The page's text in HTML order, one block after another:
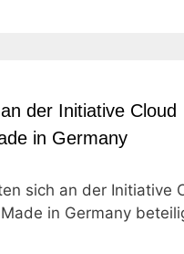
der Initiative Cloud
in Germany
sich an der Initiative
in Germany